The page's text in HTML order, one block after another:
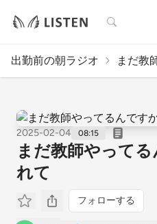
検索
出勤前の朝ラジオ まだ教
2025-02-04 08:15
まだ教師やって
れて
フォローする